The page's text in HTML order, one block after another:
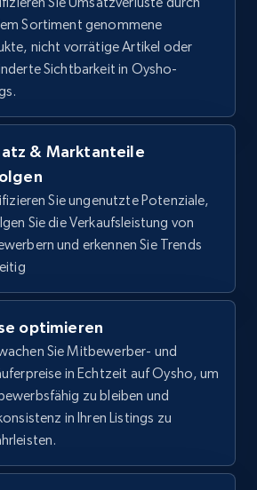
rating max, Rating,
and more.
872+ Jetzt anfangen
urls, Top reviews, and
877+ Jetzt anfangen
Sortiment genommene
nicht vorrätige Artikel oder
Sichtbarkeit in Oysho-
& Marktanteile
Sie ungenutzte Potenziale,
Sie die Verkaufsleistung von
und erkennen Sie Trends
optimieren
Sie Mitbewerber- und
in Echtzeit auf Oysho, um
zu bleiben und
in Ihren Listings zu